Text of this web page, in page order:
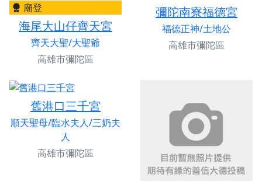
廟登
海尾大山仔齊天宮
齊天大聖/大聖爺
高雄市彌陀區
彌陀南寮福德宮
福德正神/土地公
高雄市彌陀區
舊港口三千宮
順天聖母/臨水夫人/三奶夫
人
高雄市彌陀區